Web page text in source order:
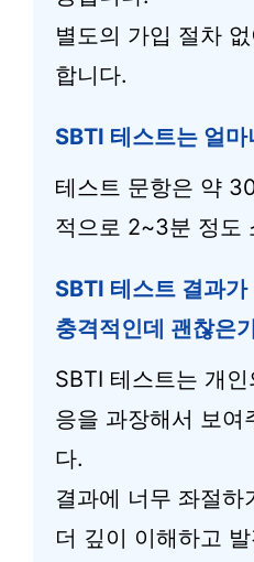
별도의 가입 절차
합니다.
SBTI 테스트는 얼
테스트 문항은 약
적으로 2~3분 정도
SBTI 테스트 결과
충격적인데 괜찮은
SBTI 테스트는 개
응을 과장해서 보여
다.
결과에 너무 좌절하
더 깊이 이해하고